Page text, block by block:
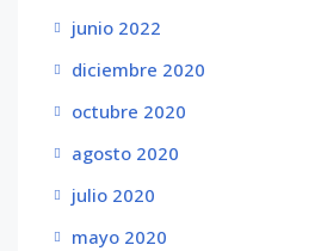
junio 2022
diciembre 2020
octubre 2020
agosto 2020
julio 2020
mayo 2020